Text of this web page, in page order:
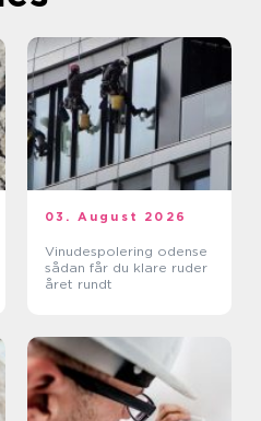
03. August 2026
Vinudespolering odense
sådan får du klare ruder
året rundt